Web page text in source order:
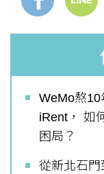
WeMo熬
iRent， 如
困局？
從新北石門